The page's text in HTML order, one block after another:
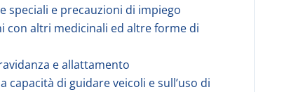
speciali e precauzioni di impiego
con altri medicinali ed altre forme di
e allattamento
capacità di guidare veicoli e sull’uso di